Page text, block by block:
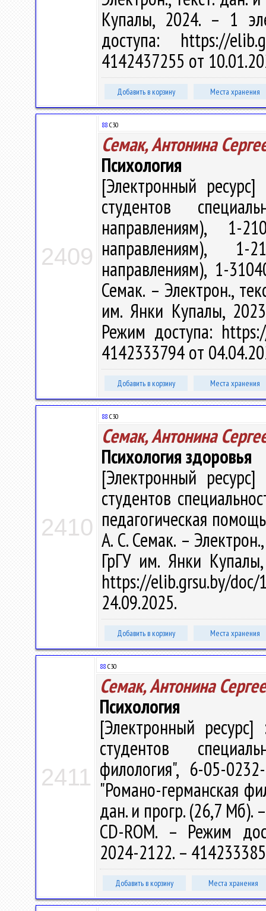
Купалы, 2024. – 1
доступа: https://
4142437255 от
Добавить в корзину Места хранения
2409
88 С30
Семак, Антонина
Психология
[Электронный
студентов
направлениям), 1-
направлениям),
направлениям), 1-
Семак. – Электрон.,
им. Янки Купалы,
Режим доступа:
4142333794 от
Добавить в корзину Места хранения
2410
88 С30
Семак, Антонина
Психология здоровья
[Электронный
студентов
педагогическая
А. С. Семак. –
ГрГУ им. Янки
https://elib.grsu.by/
24.09.2025.
Добавить в корзину Места хранения
2411
88 С30
Семак, Антонина
Психология
[Электронный ресурс]
студентов
филология", 6-05-
"Романо-германская
дан. и прогр. (26,7 Мб).
CD-ROM. – Режим
2024-2122. –
Добавить в корзину Места хранения